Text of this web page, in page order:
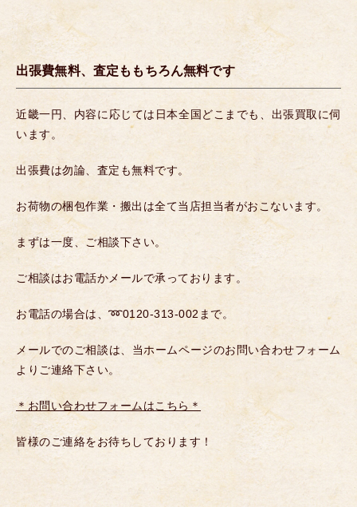
出張費無料、査定ももちろん無料です
近畿一円、内容に応じては日本全国どこまでも、出張買取に伺
います。
出張費は勿論、査定も無料です。
お荷物の梱包作業・搬出は全て当店担当者がおこないます。
まずは一度、ご相談下さい。
ご相談はお電話かメールで承っております。
お電話の場合は、➿0120-313-002まで。
メールでのご相談は、当ホームページのお問い合わせフォーム
よりご連絡下さい。
＊お問い合わせフォームはこちら＊
皆様のご連絡をお待ちしております！